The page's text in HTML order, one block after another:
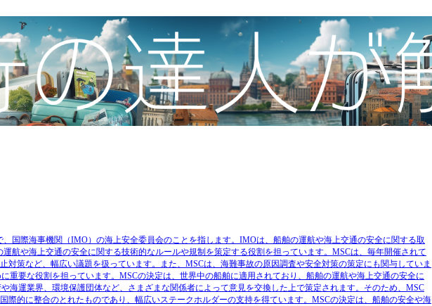
、国際海事機関（IMO）の海上安全委員会のことを指します。IMOは、船舶の運航や海上交通の安全に関する取
航や海上交通の安全に関する技術的なルールや規制を策定する役割を担っています。MSCは、毎年開催されて
対策など、幅広い議題を扱っています。また、MSCは、海難事故の原因調査や安全対策の策定にも関与していま
重要な役割を担っています。MSCの決定は、世界中の船舶に適用されており、船舶の運航や海上交通の安全に
海運業界、環境保護団体など、さまざまな関係者によって意見を交換した上で策定されます。そのため、MSC
際的に整合のとれたものであり、幅広いステークホルダーの支持を得ています。MSCの決定は、船舶の安全や海